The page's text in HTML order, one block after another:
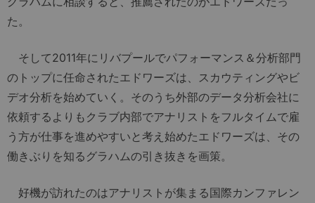
た。
そして2011年にリバプールでパフォーマンス＆分析部門
のトップに任命されたエドワーズは、スカウティングやビ
デオ分析を始めていく。そのうち外部のデータ分析会社に
依頼するよりもクラブ内部でアナリストをフルタイムで雇
う方が仕事を進めやすいと考え始めたエドワーズは、その
働きぶりを知るグラハムの引き抜きを画策。
好機が訪れたのはアナリストが集まる国際カンファレン